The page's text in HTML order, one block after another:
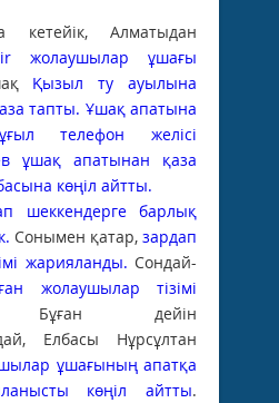
кетейік, Алматыдан
жолаушылар ұшағы
Қызыл ту ауылына
тапты. Ұшақ апатына
телефон желісі
ұшақ апатынан қаза
көңіл айтты.
шеккендерге барлық
Сонымен қатар, зардап
жарияланды. Сондай-
жолаушылар тізімі
дейін
Елбасы Нұрсұлтан
ұшағының апатқа
көңіл айтты.